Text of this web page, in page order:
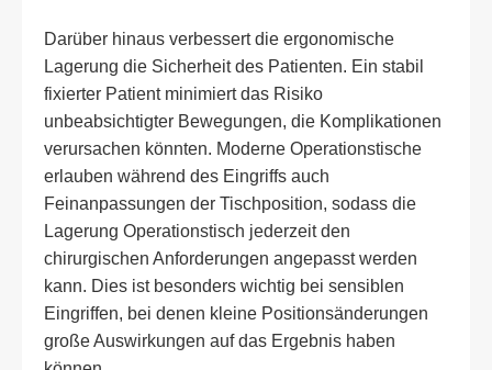
Darüber hinaus verbessert die ergonomische
Lagerung die Sicherheit des Patienten. Ein stabil
fixierter Patient minimiert das Risiko
unbeabsichtigter Bewegungen, die Komplikationen
verursachen könnten. Moderne Operationstische
erlauben während des Eingriffs auch
Feinanpassungen der Tischposition, sodass die
Lagerung Operationstisch jederzeit den
chirurgischen Anforderungen angepasst werden
kann. Dies ist besonders wichtig bei sensiblen
Eingriffen, bei denen kleine Positionsänderungen
große Auswirkungen auf das Ergebnis haben